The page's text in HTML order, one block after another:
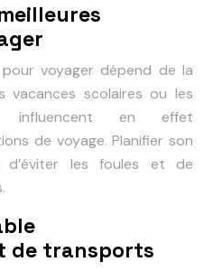
voyager dépend de la
vacances scolaires ou les
influencent en effet
de voyage. Planifier son
d’éviter les foules et de
de transports